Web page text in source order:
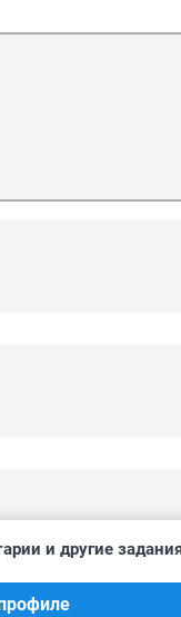
традиционная
ещё знает не
не стала
и другие